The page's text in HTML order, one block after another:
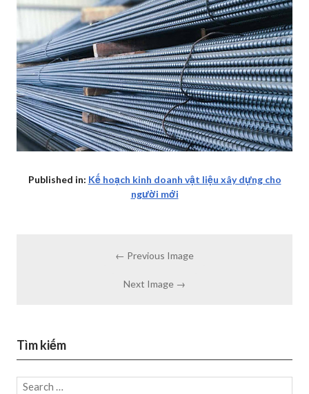
Published in: Kế hoạch kinh doanh vật liệu xây dựng cho
người mới
← Previous Image
Next Image →
Tìm kiếm
Search